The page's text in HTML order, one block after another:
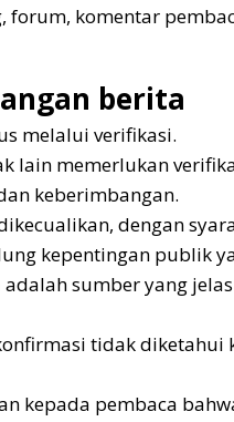
forum, komentar
berita
melalui verifikasi.
lain memerlukan
keberimbangan.
dengan
kepentingan publik
sumber yang
tidak diketahui
kepada pembaca